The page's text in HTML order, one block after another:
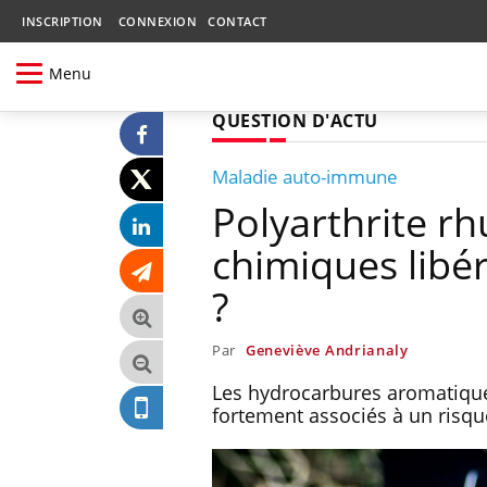
INSCRIPTION CONNEXION CONTACT
Menu
QUESTION D'ACTU
Maladie auto-immune
Polyarthrite
chimiques
?
Par Geneviève Andrianaly
Les hydrocarbures
fortement associés à un